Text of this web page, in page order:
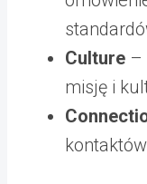
Culture –
misję i